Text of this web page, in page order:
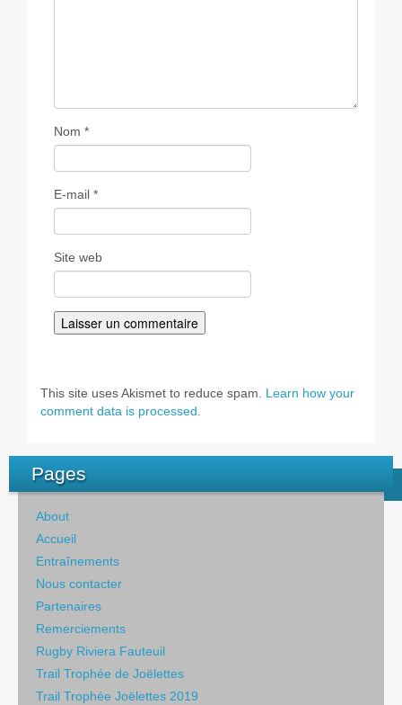
Nom *
E-mail *
Site web
This site uses Akismet to reduce spam. Learn how your
comment data is processed.
Pages
About
Accueil
Entraînements
Nous contacter
Partenaires
Remerciements
Rugby Riviera Fauteuil
Trail Trophée de Joëlettes
Trail Trophée Joëlettes 2019